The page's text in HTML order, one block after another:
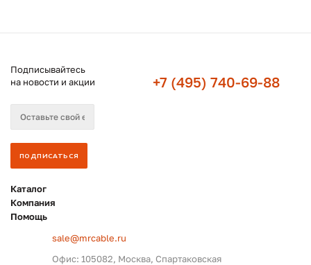
Подписывайтесь
на новости и акции
+7 (495) 740-69-88
Каталог
Компания
Помощь
sale@mrcable.ru
Офис: 105082, Москва, Спартаковская